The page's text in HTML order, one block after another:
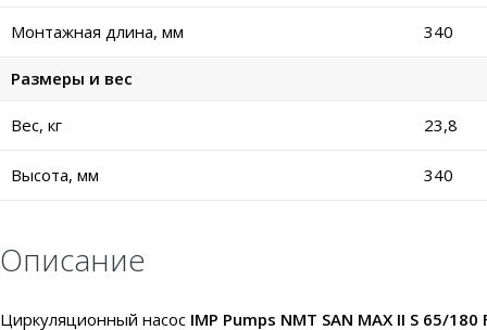
Монтажная длина, мм 340
Размеры и вес
Вес, кг 23,8
Высота, мм 340
Описание
Циркуляционный насос IMP Pumps NMT SAN MAX II S 65/180